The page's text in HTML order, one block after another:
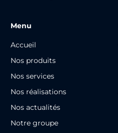
Menu
Accueil
Nos produits
Nos services
Nos réalisations
Nos actualités
Notre groupe